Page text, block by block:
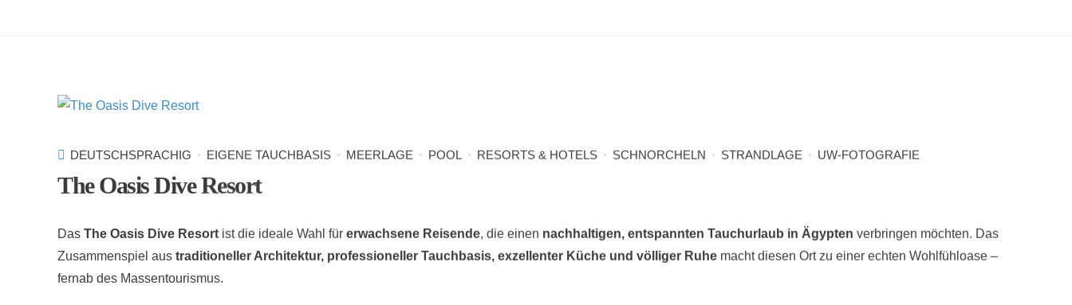
DEUTSCHSPRACHIG EIGENE TAUCHBASIS MEERLAGE POOL RESORTS & HOTELS SCHNORCHELN STRANDLAGE UW-FOTOGRAFIE
The Oasis Dive Resort
Das The Oasis Dive Resort ist die ideale Wahl für erwachsene Reisende , die einen nachhaltigen, entspannten Tauchurlaub in Ägypten verbringen möchten. Das
Zusammenspiel aus traditioneller Architektur, professioneller Tauchbasis, exzellenter Küche und völliger Ruhe macht diesen Ort zu einer echten Wohlfühloase –
fernab des Massentourismus.